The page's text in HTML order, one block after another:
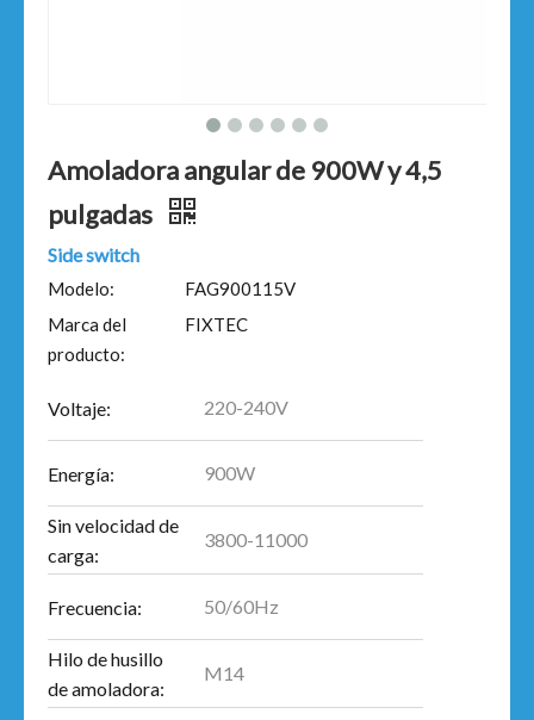
Amoladora angular de 900W y 4,5
pulgadas
Side switch
Modelo:
FAG900115V
Marca del
producto:
FIXTEC
Voltaje: 220-240V
Energía: 900W
Sin velocidad de
carga:
3800-11000
Frecuencia: 50/60Hz
Hilo de husillo
de amoladora:
M14